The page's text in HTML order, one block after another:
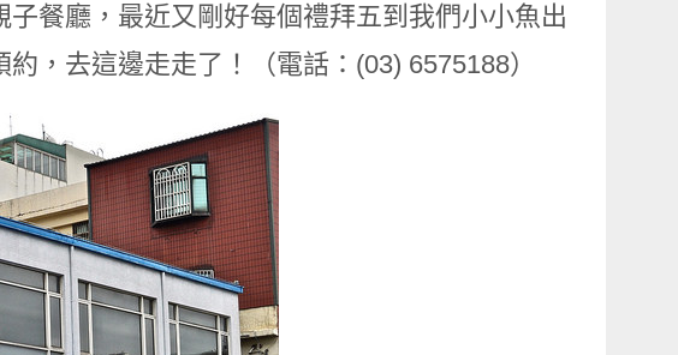
餐廳，最近又剛好每個禮拜五到我們小小魚出
，去這邊走走了！（電話：(03) 6575188）